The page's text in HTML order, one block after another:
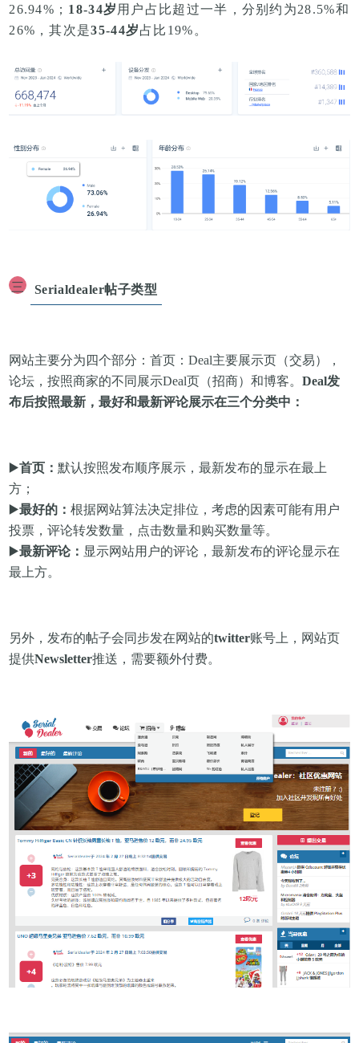
26.94%； 18-34岁 用户占比超过一半 ，分别约为28.5%和
26%，其次是35-44岁占比19%。
三 Serialdealer帖子类型
网站主要分为四个部分：首页：Deal主要展示页（交易），
论坛，按照商家的不同展示Deal页（招商）和博客。Deal发
布后按照最新，最好和最新评论展示在三个分类中：
▶️首页：默认按照发布顺序展示，最新发布的显示在最上
方；
▶️最好的：根据网站算法决定排位，考虑的因素可能有用户
投票，评论转发数量，点击数量和购买数量等。
▶️最新评论： 显示网站用户的评论，最新发布的评论显示在
最上方。
另外，发布的帖子会同步发在网站的twitter账号上， 网站页
提供Newsletter推送，需要额外付费。